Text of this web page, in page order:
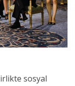
sosyal